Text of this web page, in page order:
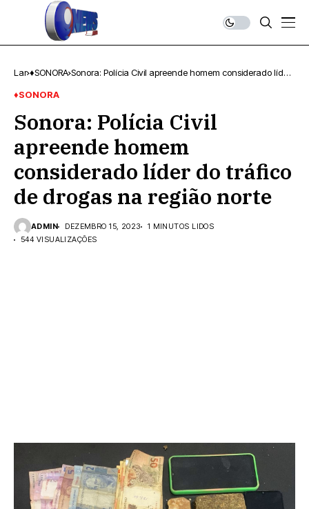
Lar ♦SONORA Sonora: Polícia Civil apreende homem considerado líder
♦SONORA
Sonora: Polícia Civil
apreende homem
considerado líder do tráfico
de drogas na região norte
ADMIN DEZEMBRO 15, 2023
1 MINUTOS LIDOS
544 VISUALIZAÇÕES